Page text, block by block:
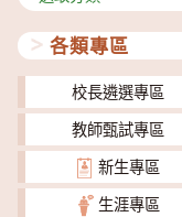
類
各類專區
校長遴選專區
教師甄試專區
新生專區
生涯專區